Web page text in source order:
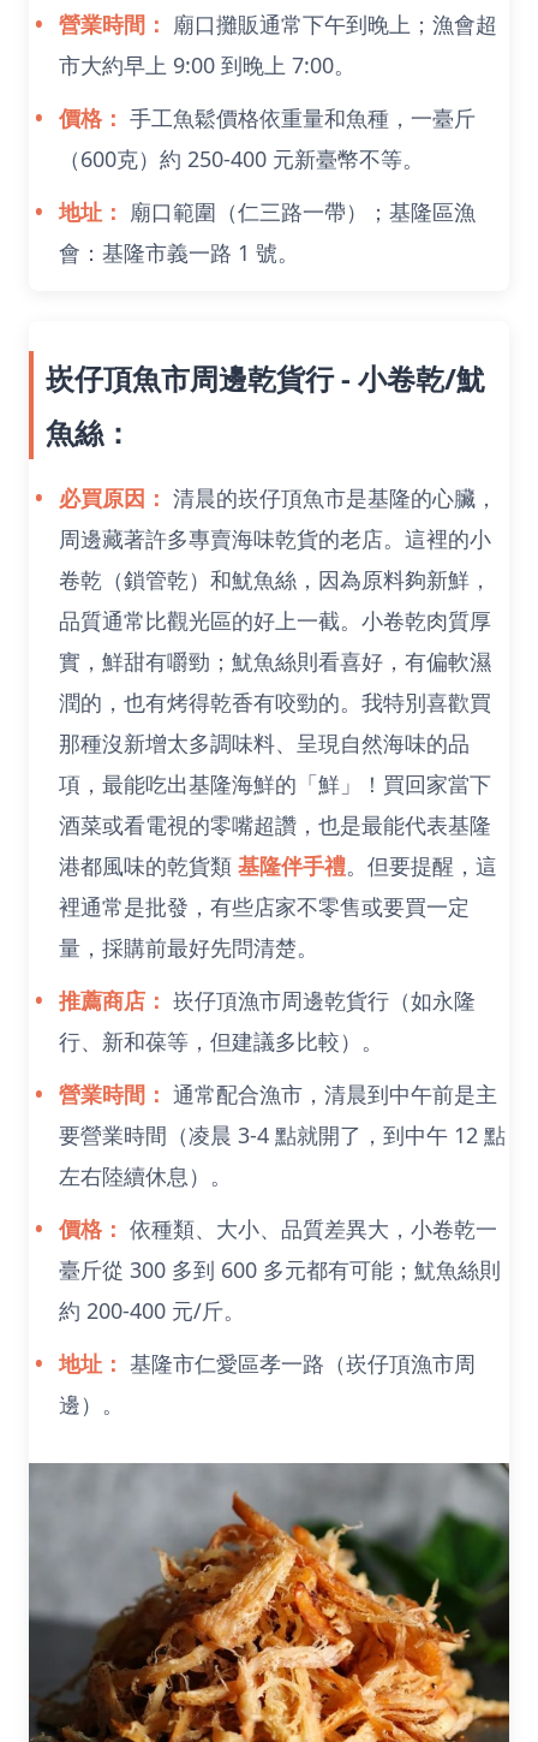
營業時間： 廟口攤販通常下午到晚上；漁會超
市大約早上 9:00 到晚上 7:00。
價格： 手工魚鬆價格依重量和魚種，一臺斤
（600克）約 250-400 元新臺幣不等。
地址： 廟口範圍（仁三路一帶）；基隆區漁
會：基隆市義一路 1 號。
崁仔頂魚市周邊乾貨行 - 小卷乾/魷
魚絲：
必買原因： 清晨的崁仔頂魚市是基隆的心臟，
周邊藏著許多專賣海味乾貨的老店。這裡的小
卷乾（鎖管乾）和魷魚絲，因為原料夠新鮮，
品質通常比觀光區的好上一截。小卷乾肉質厚
實，鮮甜有嚼勁；魷魚絲則看喜好，有偏軟濕
潤的，也有烤得乾香有咬勁的。我特別喜歡買
那種沒新增太多調味料、呈現自然海味的品
項，最能吃出基隆海鮮的「鮮」！買回家當下
酒菜或看電視的零嘴超讚，也是最能代表基隆
港都風味的乾貨類 基隆伴手禮。但要提醒，這
裡通常是批發，有些店家不零售或要買一定
量，採購前最好先問清楚。
推薦商店： 崁仔頂漁市周邊乾貨行（如永隆
行、新和葆等，但建議多比較）。
營業時間： 通常配合漁市，清晨到中午前是主
要營業時間（凌晨 3-4 點就開了，到中午 12 點
左右陸續休息）。
價格： 依種類、大小、品質差異大，小卷乾一
臺斤從 300 多到 600 多元都有可能；魷魚絲則
約 200-400 元/斤。
地址： 基隆市仁愛區孝一路（崁仔頂漁市周
邊）。